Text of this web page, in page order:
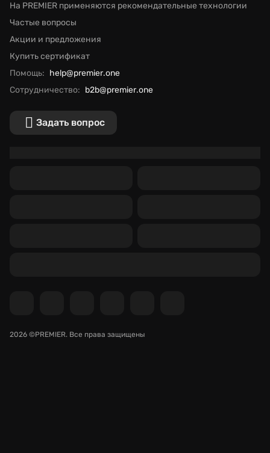
На PREMIER применяются рекомендательные технологии
Частые вопросы
Акции и предложения
Купить сертификат
Помощь: help@premier.one
Сотрудничество: b2b@premier.one
Задать вопрос
2026 ©PREMIER. Все права защищены